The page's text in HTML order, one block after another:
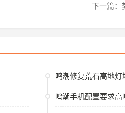
下一篇：
鸣潮修复荒石高地灯
鸣潮手机配置要求高